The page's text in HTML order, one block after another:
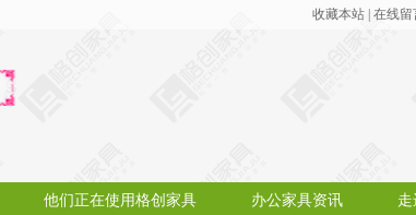
收藏本站 在线留
他们正在使用格创家具 办公家具资讯